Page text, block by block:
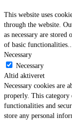
This website uses
through the website.
as necessary are
of basic functionalities
Necessary
Necessary
Altid aktiveret
Necessary cookies are
properly. This category
functionalities and
store any personal